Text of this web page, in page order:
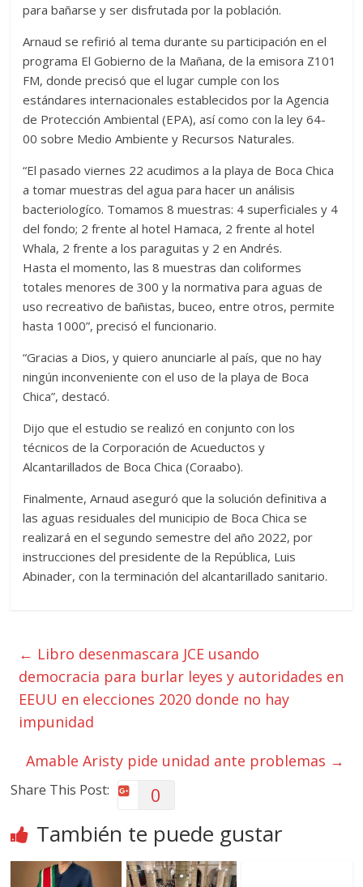
para bañarse y ser disfrutada por la población.
Arnaud se refirió al tema durante su participación en el
programa El Gobierno de la Mañana, de la emisora Z101
FM, donde precisó que el lugar cumple con los
estándares internacionales establecidos por la Agencia
de Protección Ambiental (EPA), así como con la ley 64-
00 sobre Medio Ambiente y Recursos Naturales.
“El pasado viernes 22 acudimos a la playa de Boca Chica
a tomar muestras del agua para hacer un análisis
bacteriologíco. Tomamos 8 muestras: 4 superficiales y 4
del fondo; 2 frente al hotel Hamaca, 2 frente al hotel
Whala, 2 frente a los paraguitas y 2 en Andrés.
Hasta el momento, las 8 muestras dan coliformes
totales menores de 300 y la normativa para aguas de
uso recreativo de bañistas, buceo, entre otros, permite
hasta 1000”, precisó el funcionario.
“Gracias a Dios, y quiero anunciarle al país, que no hay
ningún inconveniente con el uso de la playa de Boca
Chica”, destacó.
Dijo que el estudio se realizó en conjunto con los
técnicos de la Corporación de Acueductos y
Alcantarillados de Boca Chica (Coraabo).
Finalmente, Arnaud aseguró que la solución definitiva a
las aguas residuales del municipio de Boca Chica se
realizará en el segundo semestre del año 2022, por
instrucciones del presidente de la República, Luis
Abinader, con la terminación del alcantarillado sanitario.
← Libro desenmascara JCE usando
democracia para burlar leyes y autoridades en
EEUU en elecciones 2020 donde no hay
impunidad
Amable Aristy pide unidad ante problemas →
Share This Post: 0
También te puede gustar